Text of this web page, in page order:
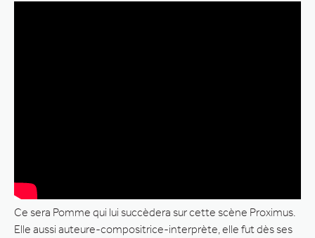
Ce sera Pomme qui lui succèdera sur cette scène Proximus.
Elle aussi auteure-compositrice-interprète, elle fut dès ses